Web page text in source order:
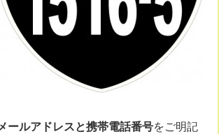
ールアドレスと携帯電話番号をご明記